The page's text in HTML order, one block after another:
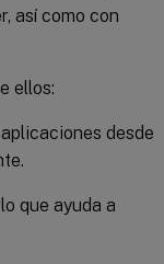
así como con
ellos:
desde
que ayuda a